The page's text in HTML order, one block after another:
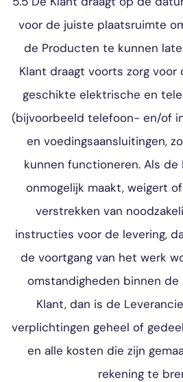
voor de juiste plaatsruimte
de Producten te kunnen
Klant draagt voorts zorg voor
geschikte elektrische en
(bijvoorbeeld telefoon- en/of
en voedingsaansluitingen,
kunnen functioneren. Als
onmogelijk maakt, weigert
verstrekken van
instructies voor de levering,
de voortgang van het werk
omstandigheden binnen
Klant, dan is de
verplichtingen geheel of
en alle kosten die zijn
rekening te